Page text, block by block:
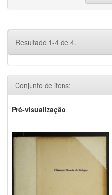
Resultado 1-4 de 4.
Conjunto de itens:
Pré-visualização